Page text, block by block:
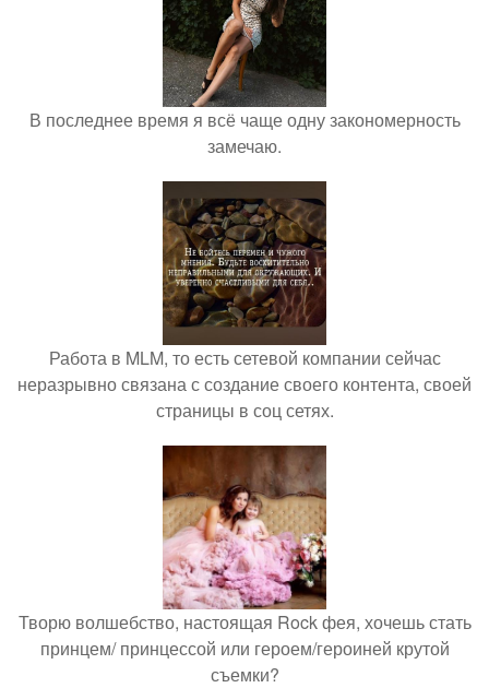
В последнее время я всё чаще одну закономерность
замечаю.
Работа в MLM, то есть сетевой компании сейчас
неразрывно связана с создание своего контента, своей
страницы в соц сетях.
Творю волшебство, настоящая Rock фея, хочешь стать
принцем/ принцессой или героем/героиней крутой
съемки?